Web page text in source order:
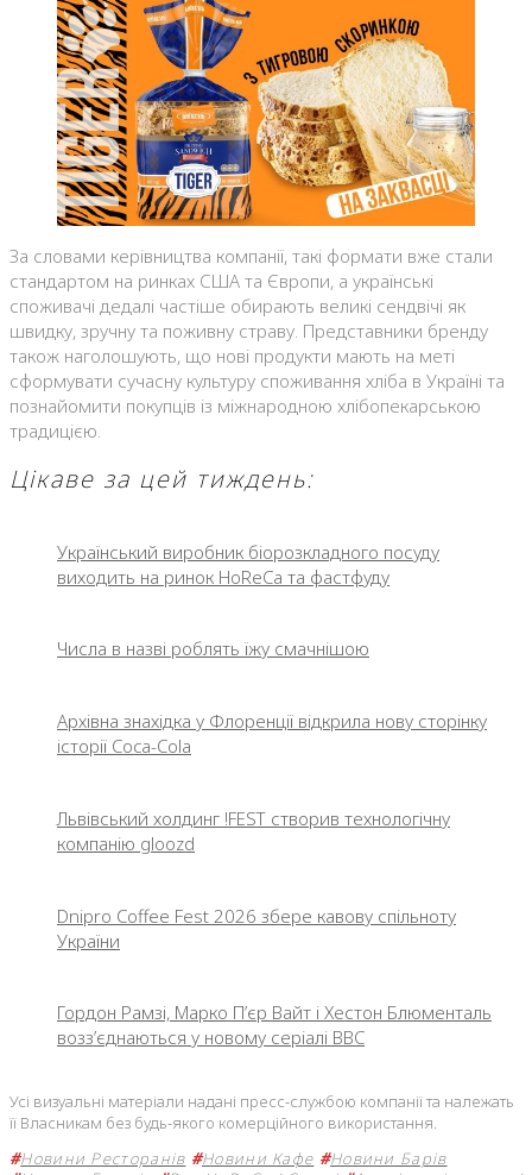
За словами керівництва компанії, такі формати вже стали
стандартом на ринках США та Європи, а українські
споживачі дедалі частіше обирають великі сендвічі як
швидку, зручну та поживну страву. Представники бренду
також наголошують, що нові продукти мають на меті
сформувати сучасну культуру споживання хліба в Україні та
познайомити покупців із міжнародною хлібопекарською
традицією.
Цікаве за цей тиждень:
Український виробник біорозкладного посуду
виходить на ринок HoReCa та фастфуду
Числа в назві роблять їжу смачнішою
Архівна знахідка у Флоренції відкрила нову сторінку
історії Coca-Cola
Львівський холдинг !FEST створив технологічну
компанію gloozd
Dnipro Coffee Fest 2026 збере кавову спільноту
України
Гордон Рамзі, Марко П’єр Вайт і Хестон Блюменталь
возз’єднаються у новому серіалі BBC
Усі визуальні матеріали надані пресс-службою компанії та належать
її Власникам без будь-якого комерційного використання.
#Новини Ресторанів #Новини Кафе #Новини Барів